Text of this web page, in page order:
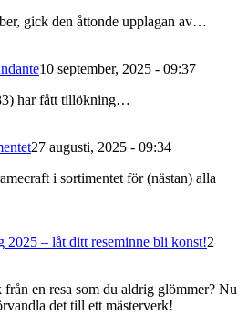
gick den åttonde upplagan av…
10 september, 2025 - 09:37
har fått tillökning…
27 augusti, 2025 - 09:34
i sortimentet för (nästan) alla
2025 – låt ditt reseminne bli konst!2
en resa som du aldrig glömmer? Nu
det till ett mästerverk!